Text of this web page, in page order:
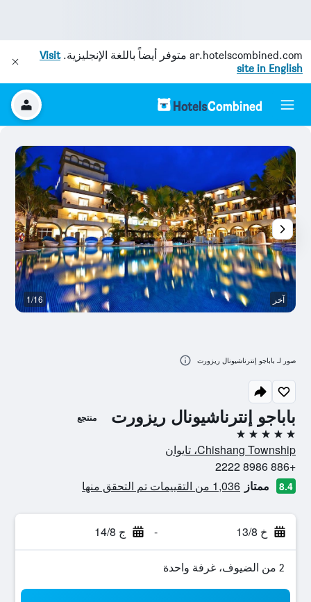
ar.hotelscombined.com متوفر أيضاً باللغة الإنجليزية.Visit
site in English
باباجو إنترناشيونال ريزورت منتجع
5 نجوم
Chishang Township، تايوان
+886 8986 2222
8.4 ممتاز 1,036 من التقييمات تم التحقق منها
خ 13/8 - ج 14/8
2 من الضيوف، غرفة واحدة
آخر 1/16
صور لـ باباجو إنترناشيونال ريزورت